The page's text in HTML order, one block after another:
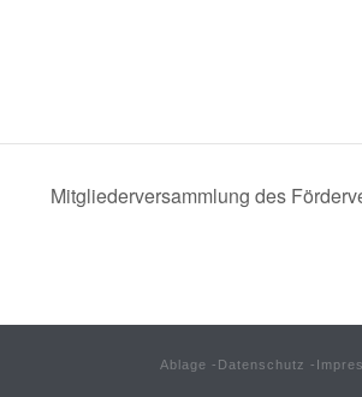
Mitgliederversammlung des
Ablage - Datenschutz -